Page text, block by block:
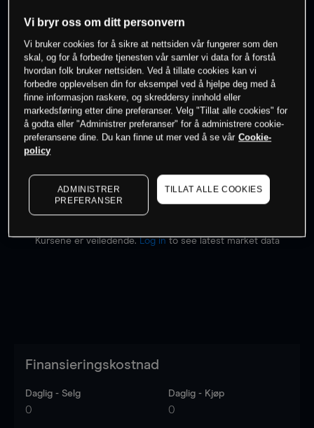
7 dager
-
30 dager
-
0% av kunder erpå dette instrumentet
Kursene er veiledende.Log into see latest market data
Finansieringskostnad
Daglig - Selg
0
Daglig - Kjøp
0
Vi bryr oss om ditt personvern
Vi bruker cookies for å sikre at nettsiden vår fungerer som den
skal, og for å forbedre tjenesten vår samler vi data for å forstå
hvordan folk bruker nettsiden. Ved å tillate cookies kan vi
forbedre opplevelsen din for eksempel ved å hjelpe deg med å
finne informasjon raskere, og skreddersy innhold eller
markedsføring etter dine preferanser. Velg "Tillat alle cookies" for
å godta eller "Administrer preferanser" for å administrere cookie-
preferansene dine. Du kan finne ut mer ved å se vår Cookie-
policy
ADMINISTRER
PREFERANSER
TILLAT ALLE COOKIES